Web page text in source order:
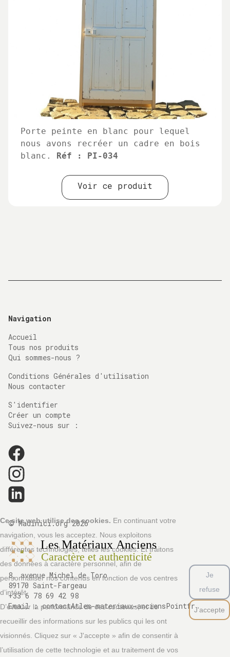
Porte peinte en blanc pour lequel
nous avons recréer un cadre en bois
blanc.
Réf : PI-034
Voir ce produit
Navigation
Accueil
Tous nos produits
Qui sommes-nous ?
Conditions Générales d'utilisation
Nous contacter
S'identifier
Créer un compte
Suivez-nous sur :
© Madinici.org 2026
8, avenue Michel de Toro
89170 Saint-Fargeau
+33 6 78 69 42 98
Email :contactAtles-materiaux-anciensPointfr
Ce site web utilise des cookies. En continuant votre
navigation, vous les acceptez. Nous exploitons
différentes technologies, telles les cookies. Et traitons
des données à caractère personnel, afin de
personnaliser nos contenus en fonction de vos centres
d’intérêt.
D’évaluer la performance de ces contenus, et de
recueillir des informations sur les publics qui les ont
visionnés. Cliquez sur « J'accepte » afin de consentir à
l’utilisation de cette technologie et au traitement de vos
Je
refuse
J'accepte